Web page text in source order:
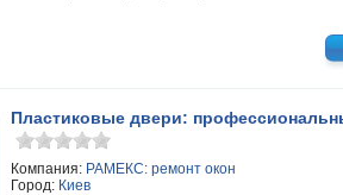
Пластиковые двери:
Компания: РАМЕКС: ремонт окон
Город: Киев